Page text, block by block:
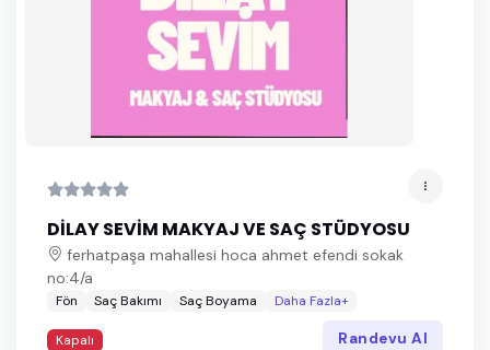
DİLAY SEVİM MAKYAJ VE SAÇ STÜDYOSU
ferhatpaşa mahallesi hoca ahmet efendi sokak
no:4/a
Fön Saç Bakımı Saç Boyama Daha Fazla+
Kapalı Randevu Al